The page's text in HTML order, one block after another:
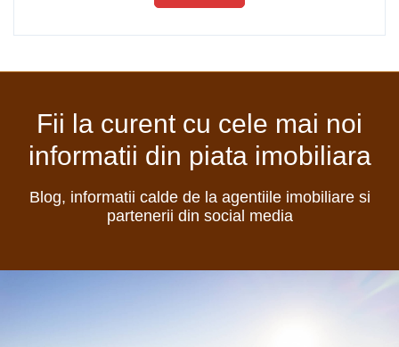
Fii la curent cu cele mai noi
informatii din piata imobiliara
Blog, informatii calde de la agentiile imobiliare si
partenerii din social media